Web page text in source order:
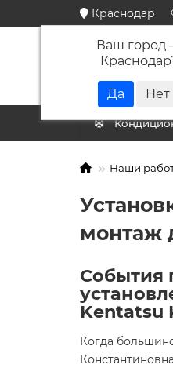
Краснодар
Ваш город
Краснодар
Наши
монтаж
События
Kentatsu
Когда